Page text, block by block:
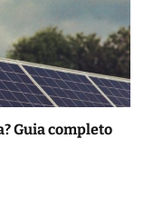
Guia completo